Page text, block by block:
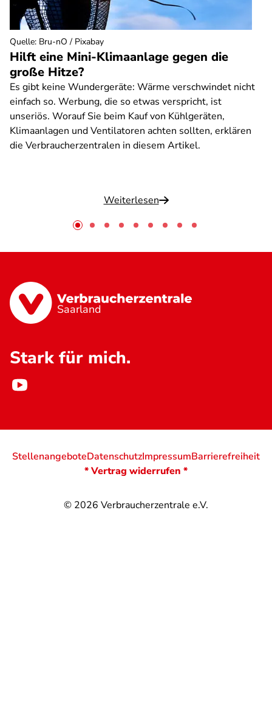
Hilft eine Mini-Klimaanlage gegen die
große Hitze?
Es gibt keine Wundergeräte: Wärme verschwindet nicht
einfach so. Werbung, die so etwas verspricht, ist
unseriös. Worauf Sie beim Kauf von Kühlgeräten,
Klimaanlagen und Ventilatoren achten sollten, erklären
die Verbraucherzentralen in diesem Artikel.
Weiterlesen
Quelle: Bru-nO / Pixabay
Saarland
Stark für mich.
© 2026 Verbraucherzentrale e.V.
StellenangeboteDatenschutzImpressumBarrierefreiheit
* Vertrag widerrufen *